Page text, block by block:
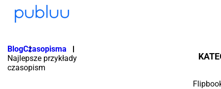
BlogCzasopisma
Najlepsze przykłady
czasopism